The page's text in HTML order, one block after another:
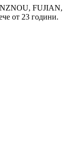
FUJIAN,
от 23 години.